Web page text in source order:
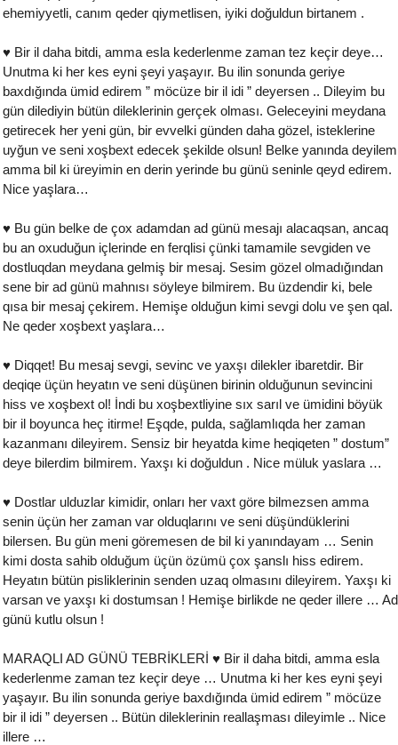
ehemiyyetli, canım qeder qiymetlisen, iyiki doğuldun birtanem .
♥ Bir il daha bitdi, amma esla kederlenme zaman tez keçir deye…
Unutma ki her kes eyni şeyi yaşayır. Bu ilin sonunda geriye
baxdığında ümid edirem ” möcüze bir il idi ” deyersen .. Dileyim bu
gün dilediyin bütün dileklerinin gerçek olması. Geleceyini meydana
getirecek her yeni gün, bir evvelki günden daha gözel, isteklerine
uyğun ve seni xoşbext edecek şekilde olsun! Belke yanında deyilem
amma bil ki üreyimin en derin yerinde bu günü seninle qeyd edirem.
Nice yaşlara…
♥ Bu gün belke de çox adamdan ad günü mesajı alacaqsan, ancaq
bu an oxuduğun içlerinde en ferqlisi çünki tamamile sevgiden ve
dostluqdan meydana gelmiş bir mesaj. Sesim gözel olmadığından
sene bir ad günü mahnısı söyleye bilmirem. Bu üzdendir ki, bele
qısa bir mesaj çekirem. Hemişe olduğun kimi sevgi dolu ve şen qal.
Ne qeder xoşbext yaşlara…
♥ Diqqet! Bu mesaj sevgi, sevinc ve yaxşı dilekler ibaretdir. Bir
deqiqe üçün heyatın ve seni düşünen birinin olduğunun sevincini
hiss ve xoşbext ol! İndi bu xoşbextliyine sıx sarıl ve ümidini böyük
bir il boyunca heç itirme! Eşqde, pulda, sağlamlıqda her zaman
kazanmanı dileyirem. Sensiz bir heyatda kime heqiqeten ” dostum”
deye bilerdim bilmirem. Yaxşı ki doğuldun . Nice müluk yaslara …
♥ Dostlar ulduzlar kimidir, onları her vaxt göre bilmezsen amma
senin üçün her zaman var olduqlarını ve seni düşündüklerini
bilersen. Bu gün meni göremesen de bil ki yanındayam … Senin
kimi dosta sahib olduğum üçün özümü çox şanslı hiss edirem.
Heyatın bütün pisliklerinin senden uzaq olmasını dileyirem. Yaxşı ki
varsan ve yaxşı ki dostumsan ! Hemişe birlikde ne qeder illere … Ad
günü kutlu olsun !
MARAQLI AD GÜNÜ TEBRİKLERİ ♥ Bir il daha bitdi, amma esla
kederlenme zaman tez keçir deye … Unutma ki her kes eyni şeyi
yaşayır. Bu ilin sonunda geriye baxdığında ümid edirem ” möcüze
bir il idi ” deyersen .. Bütün dileklerinin reallaşması dileyimle .. Nice
illere …